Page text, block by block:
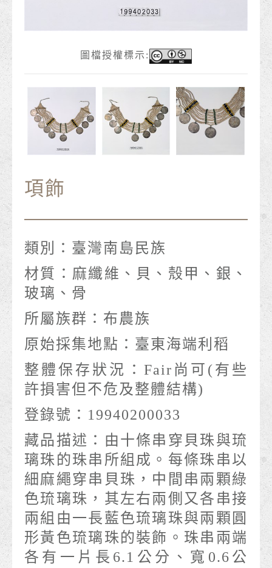
圖檔授權標示:
項飾
類別： 臺灣南島民族
材質： 麻纖維、貝、殼甲、銀、
玻璃、骨
所屬族群： 布農族
原始採集地點： 臺東海端利稻
整體保存狀況： Fair尚可(有些
許損害但不危及整體結構)
登錄號： 19940200033
藏品描述： 由十條串穿貝珠與琉
璃珠的珠串所組成。每條珠串以
細麻繩穿串貝珠，中間串兩顆綠
色琉璃珠，其左右兩側又各串接
兩組由一長藍色琉璃珠與兩顆圓
形黃色琉璃珠的裝飾。珠串兩端
各有一片長6.1公分、寬0.6公